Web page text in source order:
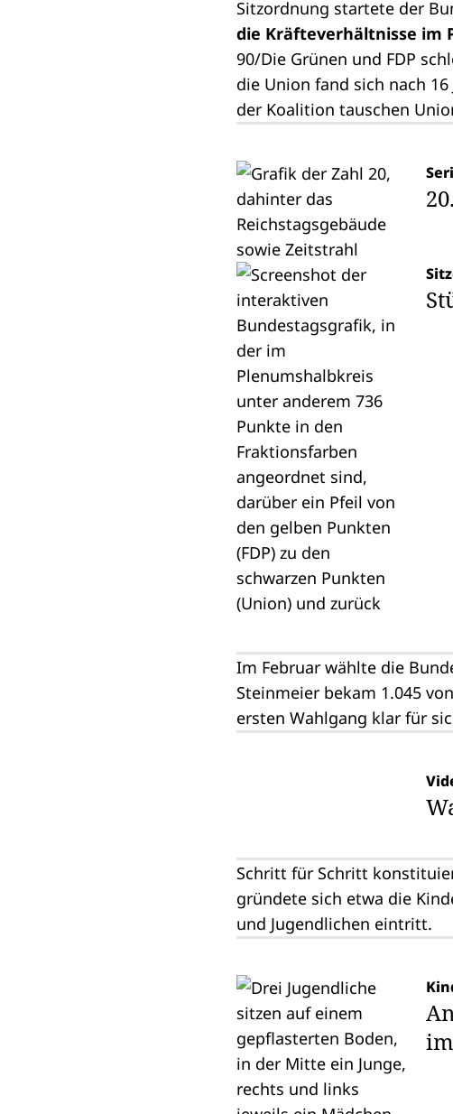
Sitzordnung startete der
die Kräfteverhältnisse im
90/Die Grünen und FDP
die Union fand sich nach
der Koalition tauschen
Im Februar wählte die
Steinmeier bekam 1.045
ersten Wahlgang klar für
Schritt für Schritt
gründete sich etwa die
und Jugendlichen eintritt.